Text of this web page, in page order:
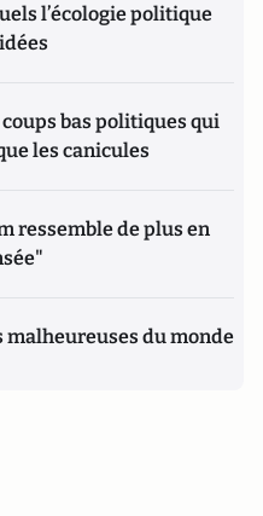
l’écologie politique
bas politiques qui
les canicules
ressemble de plus en
malheureuses du monde